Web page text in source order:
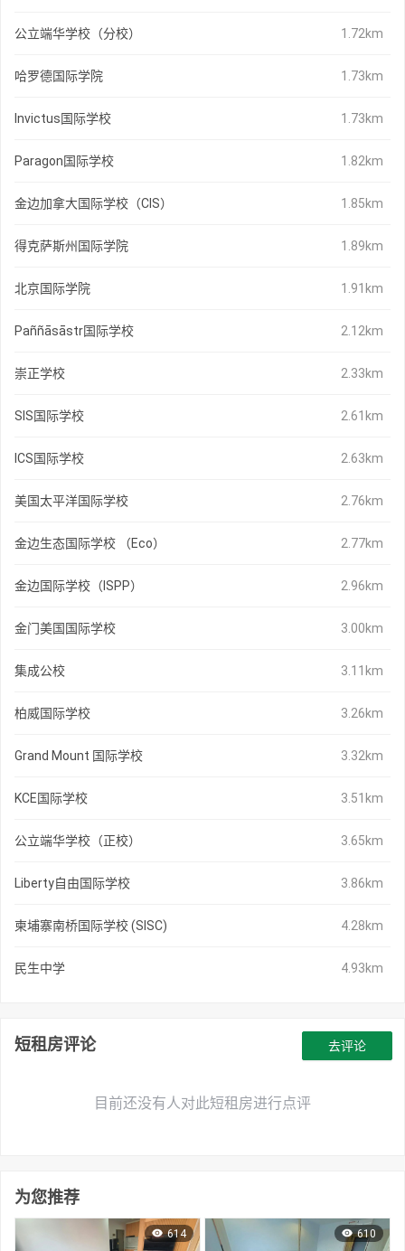
公立端华学校（分校） 1.72km
哈罗德国际学院 1.73km
Invictus国际学校 1.73km
Paragon国际学校 1.82km
金边加拿大国际学校（CIS） 1.85km
得克萨斯州国际学院 1.89km
北京国际学院 1.91km
Paññāsāstr国际学校 2.12km
崇正学校 2.33km
SIS国际学校 2.61km
ICS国际学校 2.63km
美国太平洋国际学校 2.76km
金边生态国际学校 （Eco） 2.77km
金边国际学校（ISPP） 2.96km
金门美国国际学校 3.00km
集成公校 3.11km
柏威国际学校 3.26km
Grand Mount 国际学校 3.32km
KCE国际学校 3.51km
公立端华学校（正校） 3.65km
Liberty自由国际学校 3.86km
柬埔寨南桥国际学校 (SISC) 4.28km
民生中学 4.93km
短租房评论
目前还没有人对此短租房进行点评
去评论
为您推荐
614 610